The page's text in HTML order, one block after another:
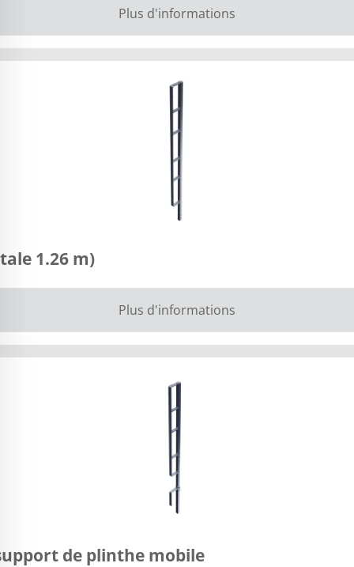
Plus d'informations
1.26 m)
Plus d'informations
de plinthe mobile